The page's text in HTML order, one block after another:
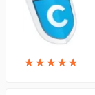
★★★★★
★★★★★